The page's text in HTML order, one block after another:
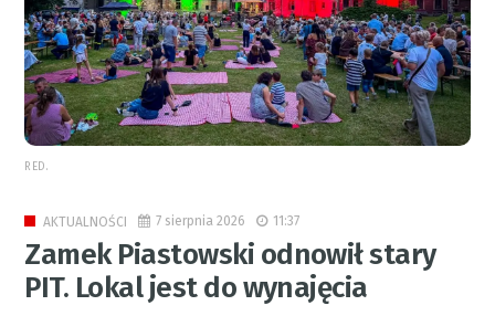
RED.
AKTUALNOŚCI 7 sierpnia 2026 11:37
Zamek Piastowski odnowił stary
PIT. Lokal jest do wynajęcia